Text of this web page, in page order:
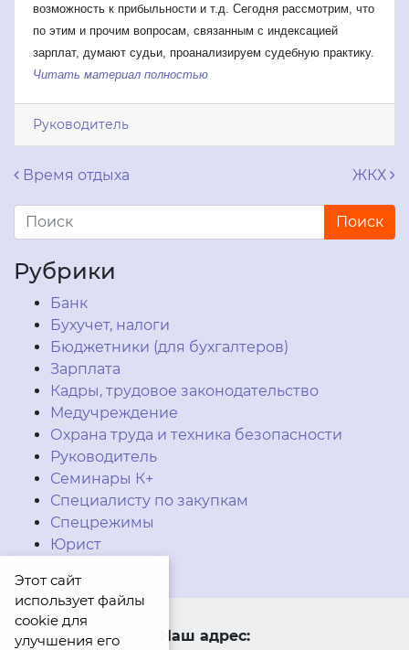
возможность к прибыльности и т.д. Сегодня рассмотрим, что
по этим и прочим вопросам, связанным с индексацией
зарплат, думают судьи, проанализируем судебную практику.
Читать материал полностью
Руководитель
Навигация по записям
Время отдыха ЖКХ
Рубрики
Банк
Бухучет, налоги
Бюджетники (для бухгалтеров)
Зарплата
Кадры, трудовое законодательство
Медучреждение
Охрана труда и техника безопасности
Руководитель
Семинары К+
Специалисту по закупкам
Спецрежимы
Юрист
Наш адрес:
Этот сайт
использует файлы
cookie для
улучшения его